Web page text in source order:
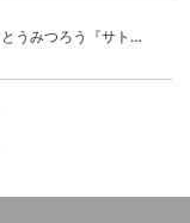
【みつろうTV506話】さとうみつろう『サトレル男塾』編②「不思議な棒をお尻に…」